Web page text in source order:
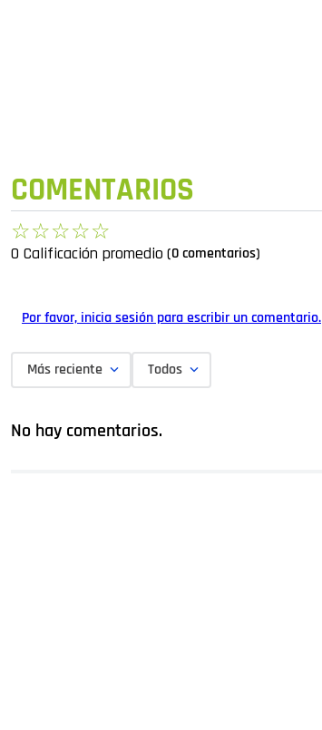
COMENTARIOS
☆☆☆☆☆
0 Calificación promedio (0 comentarios)
Por favor, inicia sesión para escribir un comentario.
Más reciente Todos
No hay comentarios.